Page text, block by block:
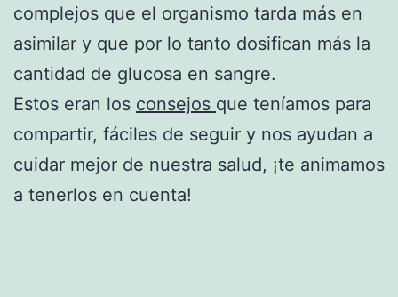
complejos que el organismo tarda más en
asimilar y que por lo tanto dosifican más la
cantidad de glucosa en sangre.
Estos eran los consejos que teníamos para
compartir, fáciles de seguir y nos ayudan a
cuidar mejor de nuestra salud, ¡te animamos
a tenerlos en cuenta!